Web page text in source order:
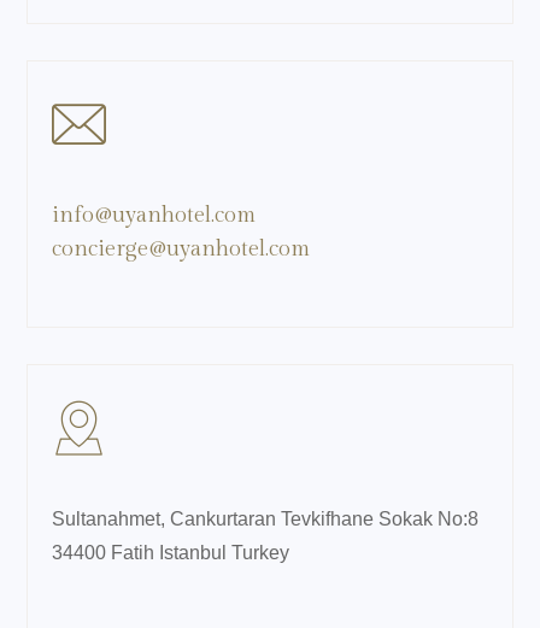
info@uyanhotel.com
concierge@uyanhotel.com
Sultanahmet, Cankurtaran Tevkifhane Sokak No:8
34400 Fatih Istanbul Turkey